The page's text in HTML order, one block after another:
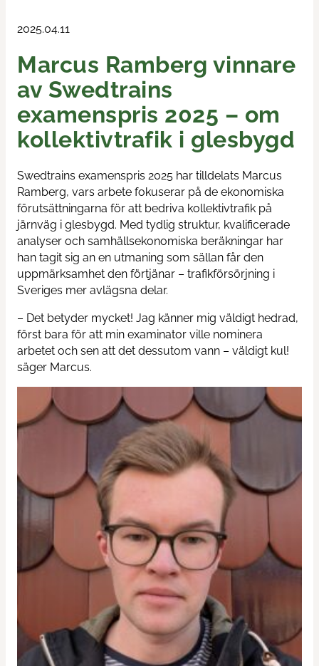
Swedtrain's graduation prize
Swedtrain Internship Program
Swedtrain Tech&Future
Open board meetings
Career paths
Members
About us
Focus groups
Contact us
2025.04.11
Marcus Ramberg vinnare
av Swedtrains
examenspris 2025 – om
kollektivtrafik i glesbygd
Swedtrains examenspris 2025 har tilldelats Marcus
Ramberg, vars arbete fokuserar på de ekonomiska
förutsättningarna för att bedriva kollektivtrafik på
järnväg i glesbygd. Med tydlig struktur, kvalificerade
analyser och samhällsekonomiska beräkningar har
han tagit sig an en utmaning som sällan får den
uppmärksamhet den förtjänar – trafikförsörjning i
Sveriges mer avlägsna delar.
– Det betyder mycket! Jag känner mig väldigt hedrad,
först bara för att min examinator ville nominera
arbetet och sen att det dessutom vann – väldigt kul!
säger Marcus.